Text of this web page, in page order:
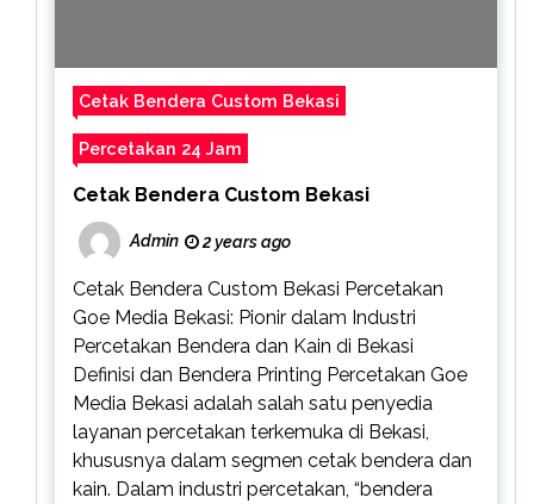
Cetak Bendera Custom Bekasi
Percetakan 24 Jam
Cetak Bendera Custom Bekasi
Admin 2 years ago
Cetak Bendera Custom Bekasi Percetakan
Goe Media Bekasi: Pionir dalam Industri
Percetakan Bendera dan Kain di Bekasi
Definisi dan Bendera Printing Percetakan Goe
Media Bekasi adalah salah satu penyedia
layanan percetakan terkemuka di Bekasi,
khususnya dalam segmen cetak bendera dan
kain. Dalam industri percetakan, “bendera